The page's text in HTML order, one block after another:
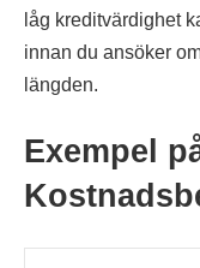
låg kreditvärdighet
innan du ansöker
längden.
Exempel